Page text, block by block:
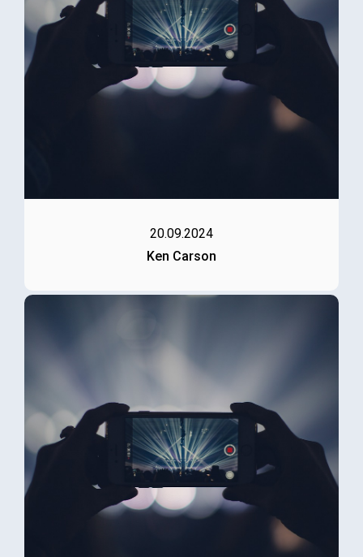
20.09.2024
Ken Carson